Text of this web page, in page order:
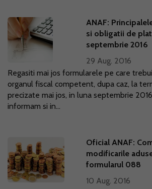
ANAF:
si obligatii de
septembrie 2016
29 Aug. 2016
Regasiti mai jos formularele pe care
organul fiscal competent, dupa caz, la
precizate mai jos, in luna septembrie
informam si in...
Oficial ANAF:
modificarile
formularul 088
10 Aug. 2016